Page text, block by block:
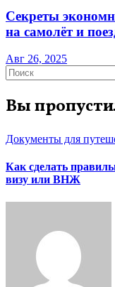
Секреты
на самолёт и
Авг 26, 2025
Вы
Документы для
Как сделать
визу или ВНЖ